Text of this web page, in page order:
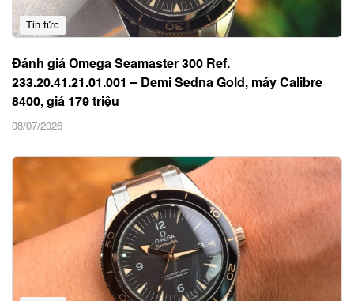
Tin tức
Đánh giá Omega Seamaster 300 Ref.
233.20.41.21.01.001 – Demi Sedna Gold, máy Calibre
8400, giá 179 triệu
08/07/2026